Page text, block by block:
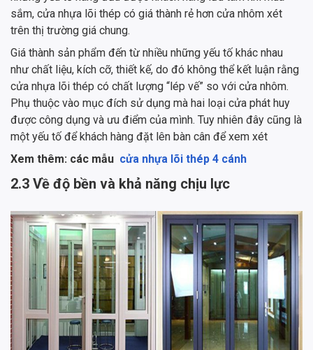
sắm, cửa nhựa lõi thép có giá thành rẻ hơn cửa nhôm xét
trên thị trường giá chung.
Giá thành sản phẩm đến từ nhiều những yếu tố khác nhau
như chất liệu, kích cỡ, thiết kế, do đó không thể kết luận rằng
cửa nhựa lõi thép có chất lượng “lép vế” so với cửa nhôm.
Phụ thuộc vào mục đích sử dụng mà hai loại cửa phát huy
được công dụng và ưu điểm của mình. Tuy nhiên đây cũng là
một yếu tố để khách hàng đặt lên bàn cân để xem xét
Xem thêm: các mẫu cửa nhựa lõi thép 4 cánh
2.3 Về độ bền và khả năng chịu lực